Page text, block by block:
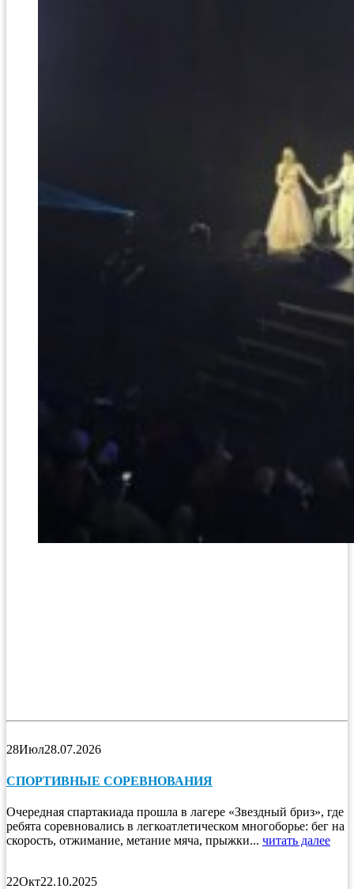
28Июл28.07.2026
СПОРТИВНЫЕ СОРЕВНОВАНИЯ
Очередная спартакиада прошла в лагере «Звездный бриз», где
ребята соревновались в легкоатлетическом многоборье: бег на
скорость, отжимание, метание мяча, прыжки... читать далее
22Окт22.10.2025